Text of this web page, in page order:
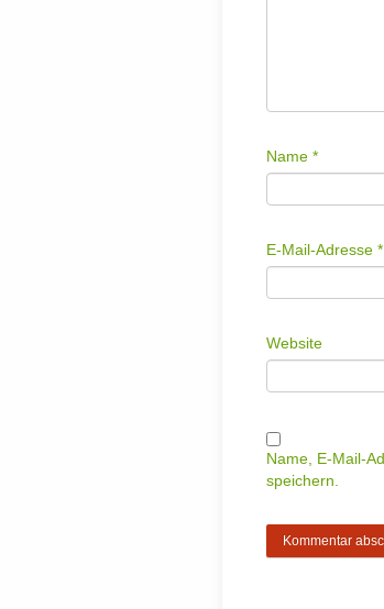
Name *
E-Mail-Adresse *
Website
Name, E-Mail-
speichern.